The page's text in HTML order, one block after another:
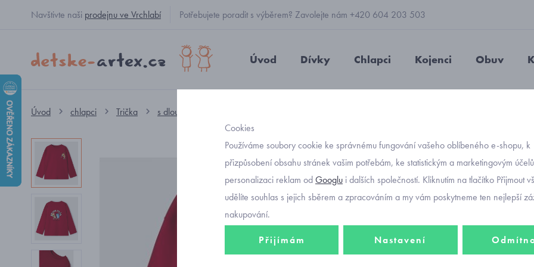
Navštivte naši prodejnu ve Vrchlabí Potřebujete poradit s výběrem? Zavolejte nám +420 604 203 503
Úvod Dívky Chlapci Kojenci Obuv
Úvod chlapci Trička s dlouhým rukávem
Objednávací
372
Cookies
Používáme soubory cookie ke správnému fungování vašeho oblíbeného e-shopu, k
přizpůsobení obsahu stránek vašim potřebám, ke statistickým a marketingovým
personalizaci reklam odGooglu i dalších společností. Kliknutím na tlačítko Přijmout
udělíte souhlas s jejich sběrem a zpracováním a my vám poskytneme ten nejlepší
nakupování.
Přijímám Nastavení